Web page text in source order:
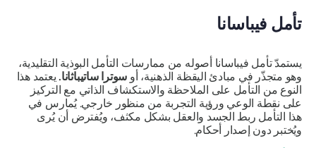
تأمل فيباسانا
يستمدّ تأمل فيباسانا أصوله من ممارسات التأمل البوذية التقليدية،
وهو متجذّر في مبادئ اليقظة الذهنية، أوسوترا ساتيباثانا.يعتمد هذا
النوع من التأمل على الملاحظة والاستكشاف الذاتي مع التركيز
على نقطة الوعي ورؤية التجربة من منظور خارجي. يُمارس في
هذا التأمل ربط الجسد والعقل بشكل مكثف، ويُفترض أن يُرى
ويُختبر دون إصدار أحكام.